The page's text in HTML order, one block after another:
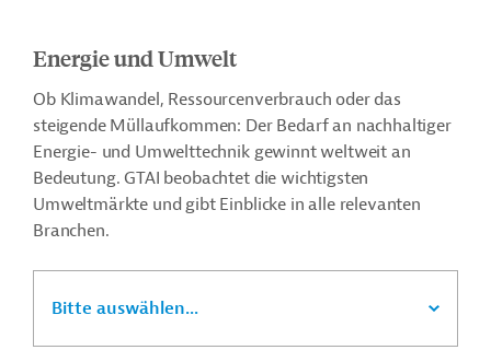
Energie und Umwelt
Ob Klimawandel, Ressourcenverbrauch oder das
steigende Müllaufkommen: Der Bedarf an nachhaltiger
Energie- und Umwelttechnik gewinnt weltweit an
Bedeutung. GTAI beobachtet die wichtigsten
Umweltmärkte und gibt Einblicke in alle relevanten
Branchen.
Bitte auswählen...